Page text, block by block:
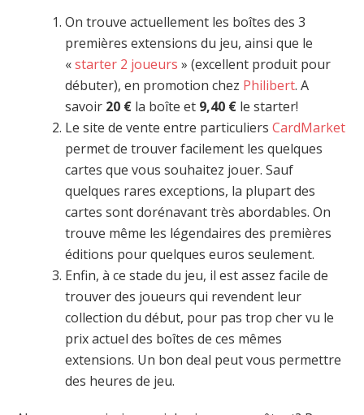
On trouve actuellement les boîtes des 3
premières extensions du jeu, ainsi que le
«starter 2 joueurs » (excellent produit pour
débuter), en promotion chez Philibert. A
savoir 20 € la boîte et 9,40 € le starter!
Le site de vente entre particuliers CardMarket
permet de trouver facilement les quelques
cartes que vous souhaitez jouer. Sauf
quelques rares exceptions, la plupart des
cartes sont dorénavant très abordables. On
trouve même les légendaires des premières
éditions pour quelques euros seulement.
Enfin, à ce stade du jeu, il est assez facile de
trouver des joueurs qui revendent leur
collection du début, pour pas trop cher vu le
prix actuel des boîtes de ces mêmes
extensions. Un bon deal peut vous permettre
des heures de jeu.